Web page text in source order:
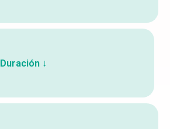
Duración ↓